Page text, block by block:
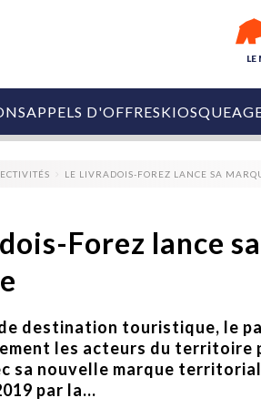
LE
est décédé
Tourisme
Ardèche
Planner
APPELS D'OFFRESKIOSQUE
LE LIVRADOIS-FOREZ LANCE SA
Forez lance
destination touristique, le
les acteurs du territoire
sa nouvelle marque
par la...